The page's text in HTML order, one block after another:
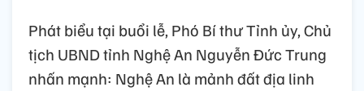
Phát biểu tại buổi lễ, Phó Bí thư Tỉnh ủy, Chủ
tịch UBND tỉnh Nghệ An Nguyễn Đức Trung
nhấn mạnh: Nghệ An là mảnh đất địa linh